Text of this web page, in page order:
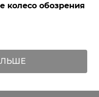
колесо обозрения